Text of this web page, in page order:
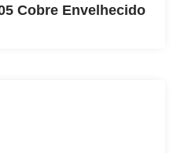
Cobre Envelhecido